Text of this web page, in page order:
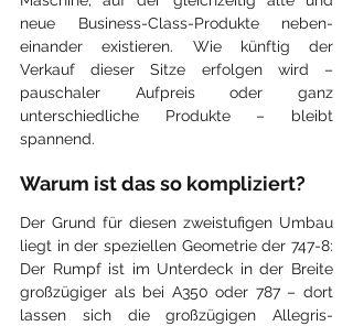
neue Business-Class-Produkte neben­
einander existieren. Wie künftig der
Verkauf dieser Sitze erfolgen wird –
pauschaler Aufpreis oder ganz
unterschiedliche Produkte – bleibt
spannend.
Warum ist das so kompliziert?
Der Grund für diesen zweistufigen Umbau
liegt in der speziellen Geometrie der 747-8:
Der Rumpf ist im Unterdeck in der Breite
großzügiger als bei A350 oder 787 – dort
lassen sich die großzügigen Allegris-